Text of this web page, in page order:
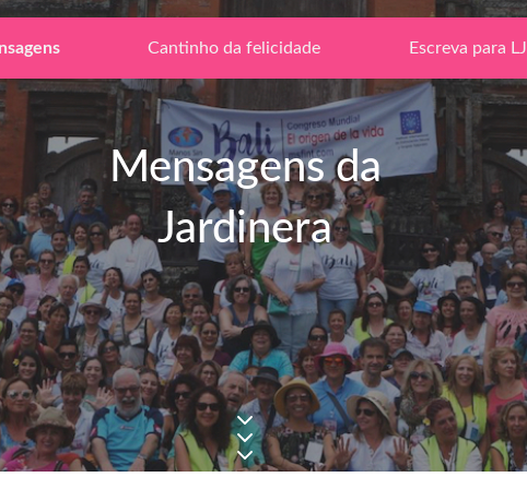
Cantinho da felicidade Escreva para LJ
Mensagens da
Jardinera